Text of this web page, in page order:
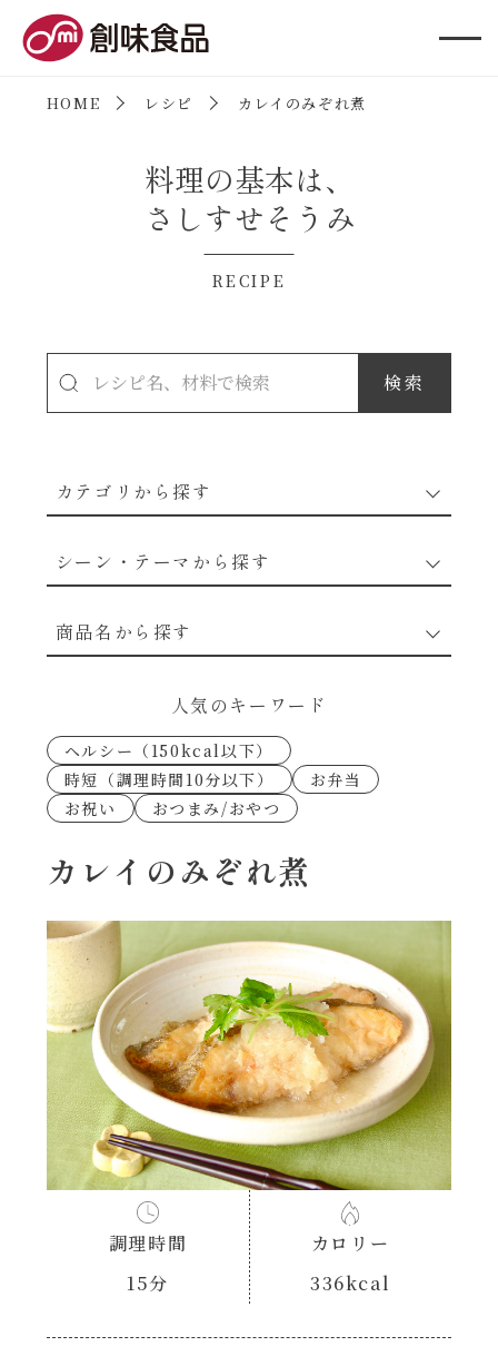
HOME レシピ カレイのみぞれ煮
料理の基本は、
さしすせそうみ
RECIPE
カテゴリから探す
穀物類のレシピ
シーン・テーマから探す
なんでも南蛮
考えるな、二代目で炒めろ！～○○の炒め物
朝シャン（パン派）
ヘルシー（150kcal以下）
時短（調理時間10分以下）
お弁当
お祝い
おつまみ/おやつ
商品名から探す
あえるハコネーゼトマトバジル
あえるハコネーゼ高菜
あえるハコネーゼミートソース
あえるハコネーゼ明太子
あえるハコネーゼナポリタン
あえるハコネーゼジェノベーゼ
あえるハコネーゼペペロンチーノ
あえるハコネーゼたらこクリーム
シャンタンシリーズ
シャンタン粉末
人気のキーワード
ヘルシー（150kcal以下）
時短（調理時間10分以下）
お弁当
お祝い
おつまみ/おやつ
カレイのみぞれ煮
調理時間
15分
カロリー
336kcal